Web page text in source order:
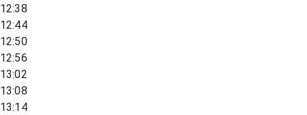
12:38
12:44
12:50
12:56
13:02
13:08
13:14